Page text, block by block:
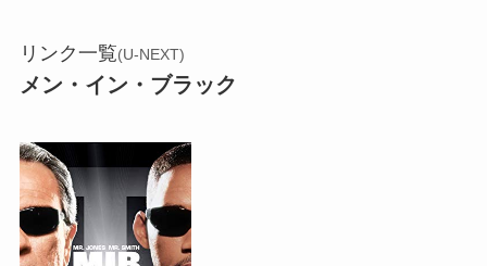
リンク一覧(U-NEXT)
メン・イン・ブラック